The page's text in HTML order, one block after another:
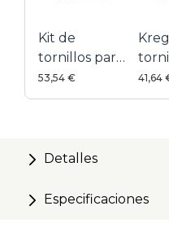
Kit de
tornillos para
exteriores
53,54 € 41,64
Detalles
Especificaciones